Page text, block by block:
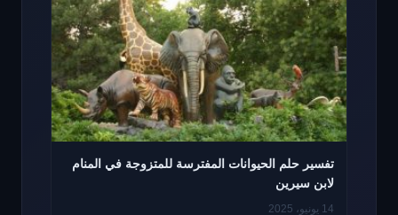
تفسير حلم الحيوانات المفترسة للمتزوجة في المنام
لابن سيرين
14 يونيو، 2025